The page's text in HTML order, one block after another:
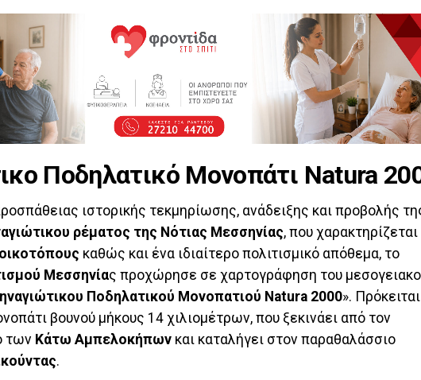
Ποδηλατικό Μονοπάτι Natura
ιστορικής τεκμηρίωσης, ανάδειξης και προβολής
ρέματος της Νότιας Μεσσηνίας, που χαρακτηρίζεται
οικοτόπους καθώς και ένα ιδιαίτερο πολιτισμικό απόθεμα, το
Μεσσηνίας προχώρησε σε χαρτογράφηση του
Ποδηλατικού Μονοπατιού Natura 2000». Πρόκειται
βουνού μήκους 14 χιλιομέτρων, που ξεκινάει από τον
των Κάτω Αμπελοκήπων και καταλήγει στον παραθαλάσσιο
.